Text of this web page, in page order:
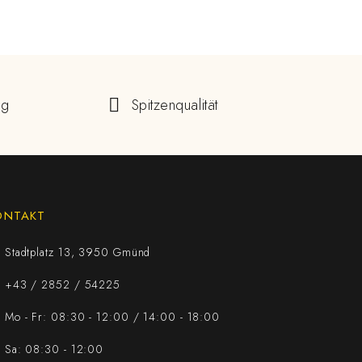
Spitzenqualität
Stadtplatz 13, 3950 Gmünd
+43 / 2852 / 54225
Mo - Fr: 08:30 - 12:00 / 14:00 - 18:00
Sa: 08:30 - 12:00